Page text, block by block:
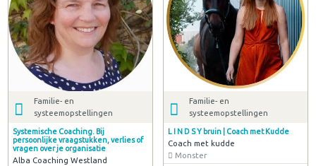
Familie- en
systeemopstellingen
Systemische Coaching. Bij
persoonlijke vraagstukken, verlies of
vragen over je organisatie
Alba Coaching Westland
Familie- en
systeemopstellingen
L I N D S Y bruin | Coach met Kudde
Coach met kudde
Monster